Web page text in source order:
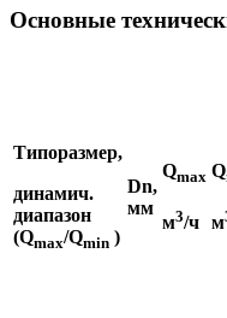
Основные
Типоразмер,
динамич.
диапазон
(Qmax/Qmin )
Dn,
мм
Qmax
м3/ч
Q
м